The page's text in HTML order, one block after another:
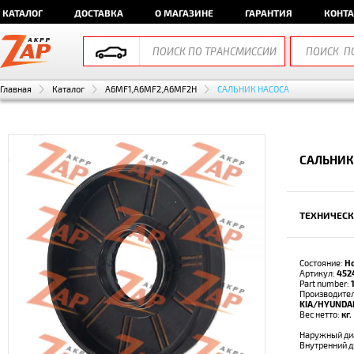
КАТАЛОГ ДОСТАВКА О МАГАЗИНЕ ГАРАНТИЯ
Главная Каталог A6MF1,A6MF2,A6MF2H САЛЬНИК НАСОСА
САЛЬНИК
Состояние:
Артикул:
Part number:
KIA/HYUNDAI
Вес нетто: кг.
Наружный
Внутренний